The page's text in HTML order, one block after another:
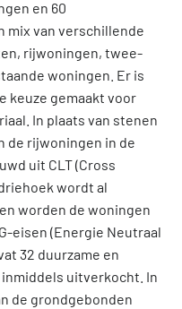
en 60
mix van verschillende
rijwoningen, twee-
woningen. Er is
keuze gemaakt voor
In plaats van stenen
de rijwoningen in de
uit CLT (Cross
wordt al
worden de woningen
eisen (Energie Neutraal
32 duurzame en
uitverkocht. In
de grondgebonden